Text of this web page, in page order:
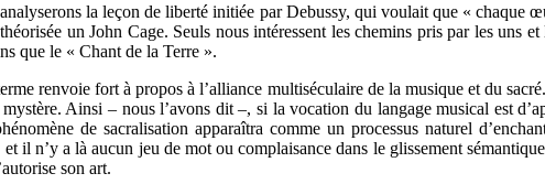
la leçon de liberté initiée par Debussy, qui voulait que « chaque
un John Cage. Seuls nous intéressent les chemins pris par les uns
que le « Chant de la Terre ».
renvoie fort à propos à l’alliance multiséculaire de la musique et du
Ainsi – nous l’avons dit –, si la vocation du langage musical est
de sacralisation apparaîtra comme un processus naturel
il n’y a là aucun jeu de mot ou complaisance dans le glissement
son art.